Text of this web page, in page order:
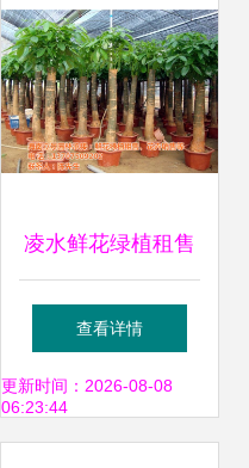
凌水鲜花绿植租售
立景园林的专业之
选
查看详情
更新时间：2026-08-08
06:23:44